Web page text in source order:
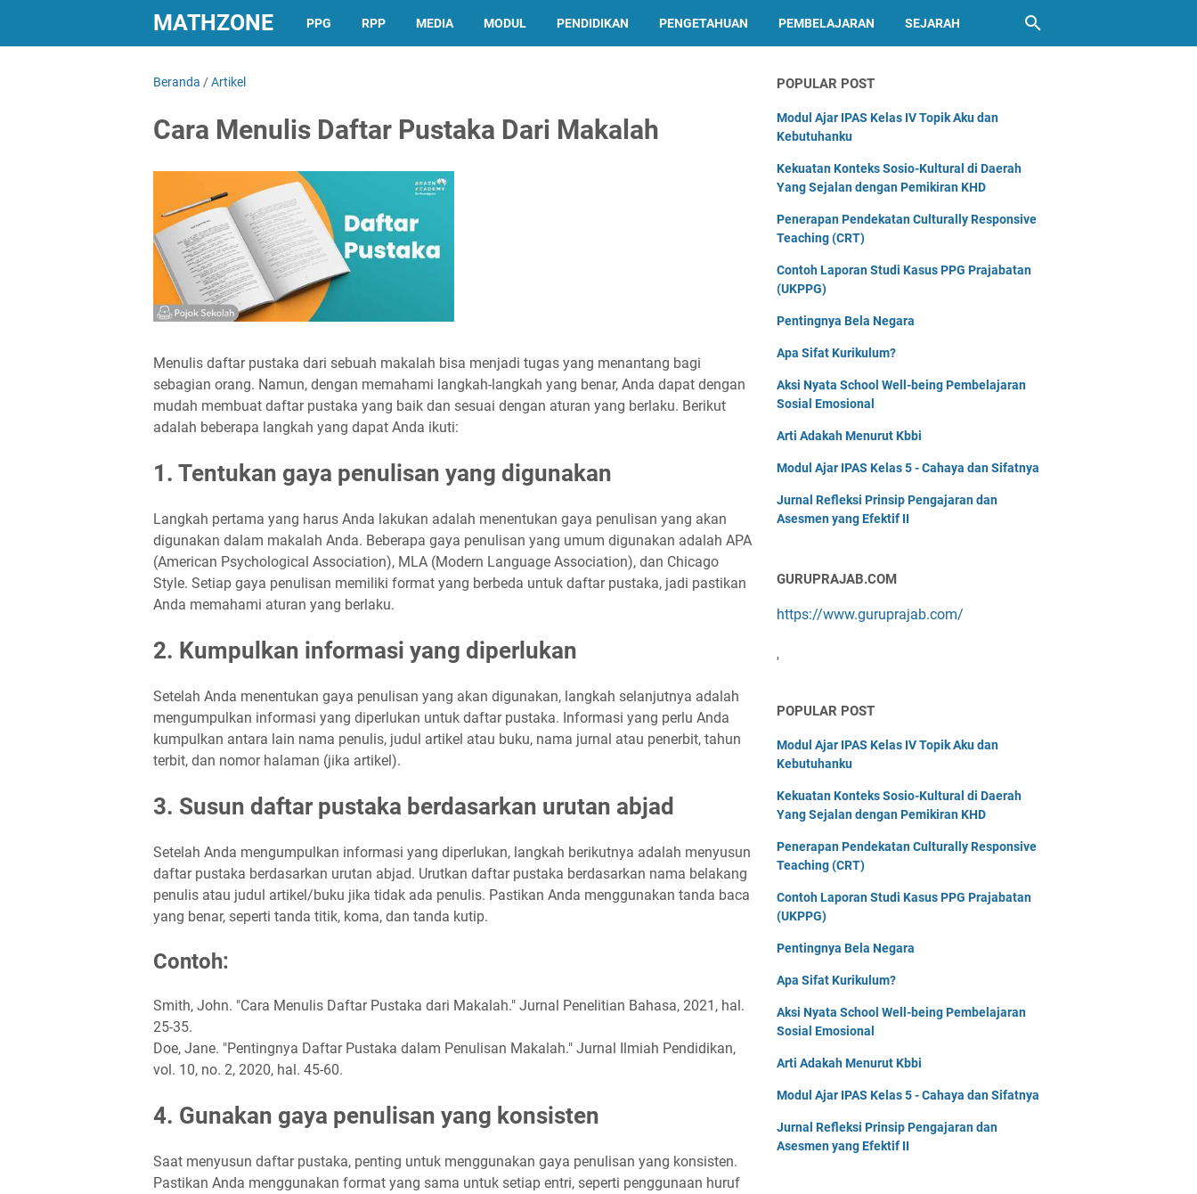
MATHZONE PPG RPP MEDIA MODUL PENDIDIKAN PENGETAHUAN PEMBELAJARAN SEJARAH
Beranda /Artikel
Cara Menulis Daftar Pustaka Dari Makalah
Menulis daftar pustaka dari sebuah makalah bisa menjadi tugas yang menantang bagi
sebagian orang. Namun, dengan memahami langkah-langkah yang benar, Anda dapat dengan
mudah membuat daftar pustaka yang baik dan sesuai dengan aturan yang berlaku. Berikut
adalah beberapa langkah yang dapat Anda ikuti:
1. Tentukan gaya penulisan yang digunakan
Langkah pertama yang harus Anda lakukan adalah menentukan gaya penulisan yang akan
digunakan dalam makalah Anda. Beberapa gaya penulisan yang umum digunakan adalah APA
(American Psychological Association), MLA (Modern Language Association), dan Chicago
Style. Setiap gaya penulisan memiliki format yang berbeda untuk daftar pustaka, jadi pastikan
Anda memahami aturan yang berlaku.
2. Kumpulkan informasi yang diperlukan
Setelah Anda menentukan gaya penulisan yang akan digunakan, langkah selanjutnya adalah
mengumpulkan informasi yang diperlukan untuk daftar pustaka. Informasi yang perlu Anda
kumpulkan antara lain nama penulis, judul artikel atau buku, nama jurnal atau penerbit, tahun
terbit, dan nomor halaman (jika artikel).
3. Susun daftar pustaka berdasarkan urutan abjad
Setelah Anda mengumpulkan informasi yang diperlukan, langkah berikutnya adalah menyusun
daftar pustaka berdasarkan urutan abjad. Urutkan daftar pustaka berdasarkan nama belakang
penulis atau judul artikel/buku jika tidak ada penulis. Pastikan Anda menggunakan tanda baca
yang benar, seperti tanda titik, koma, dan tanda kutip.
Contoh:
Smith, John. "Cara Menulis Daftar Pustaka dari Makalah." Jurnal Penelitian Bahasa, 2021, hal.
25-35.
Doe, Jane. "Pentingnya Daftar Pustaka dalam Penulisan Makalah." Jurnal Ilmiah Pendidikan,
vol. 10, no. 2, 2020, hal. 45-60.
4. Gunakan gaya penulisan yang konsisten
Saat menyusun daftar pustaka, penting untuk menggunakan gaya penulisan yang konsisten.
Pastikan Anda menggunakan format yang sama untuk setiap entri, seperti penggunaan huruf
POPULAR POST
Modul Ajar IPAS Kelas IV Topik Aku dan
Kebutuhanku
Kekuatan Konteks Sosio-Kultural di Daerah
Yang Sejalan dengan Pemikiran KHD
Penerapan Pendekatan Culturally Responsive
Teaching (CRT)
Contoh Laporan Studi Kasus PPG Prajabatan
(UKPPG)
Pentingnya Bela Negara
Apa Sifat Kurikulum?
Aksi Nyata School Well-being Pembelajaran
Sosial Emosional
Arti Adakah Menurut Kbbi
Modul Ajar IPAS Kelas 5 - Cahaya dan Sifatnya
Jurnal Refleksi Prinsip Pengajaran dan
Asesmen yang Efektif II
GURUPRAJAB.COM
https://www.guruprajab.com/
'
POPULAR POST
Modul Ajar IPAS Kelas IV Topik Aku dan
Kebutuhanku
Kekuatan Konteks Sosio-Kultural di Daerah
Yang Sejalan dengan Pemikiran KHD
Penerapan Pendekatan Culturally Responsive
Teaching (CRT)
Contoh Laporan Studi Kasus PPG Prajabatan
(UKPPG)
Pentingnya Bela Negara
Apa Sifat Kurikulum?
Aksi Nyata School Well-being Pembelajaran
Sosial Emosional
Arti Adakah Menurut Kbbi
Modul Ajar IPAS Kelas 5 - Cahaya dan Sifatnya
Jurnal Refleksi Prinsip Pengajaran dan
Asesmen yang Efektif II